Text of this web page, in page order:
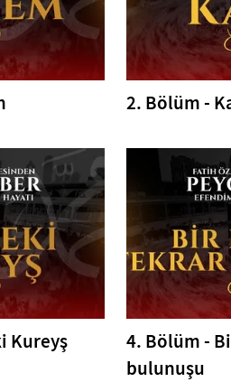
2. Bölüm -
Kureyş
4. Bölüm -
bulunuşu